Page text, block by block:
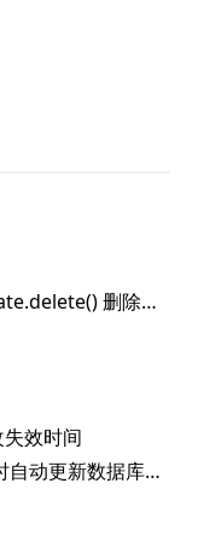
Spring Boot项目中使用RedisTemplate.delete() 删除指定key失败的解决办法
效时间
解决SpringBoot+JPA中使用set方法时自动更新数据库问题